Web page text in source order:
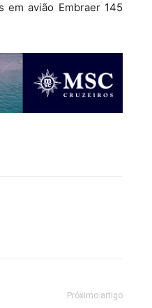
em avião Embraer 145
Próximo artigo